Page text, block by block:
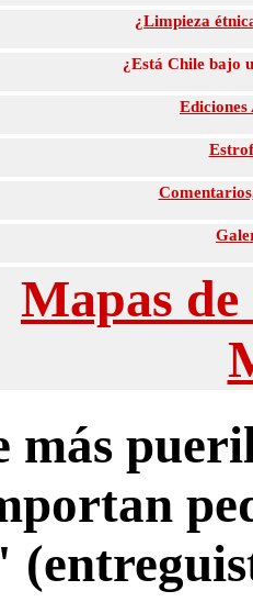
¿Limpieza
¿Está Chile bajo
Mapas
más